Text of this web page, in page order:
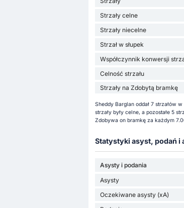
Strzały celne
Strzały niecelne
Strzał w słupek
Współczynnik konwersji
Celność strzału
Strzały na Zdobytą bramkę
Sheddy Barglan oddał 7 strzałów
strzały były celne, a pozostałe 5
Zdobywa on bramkę za każdym
Statystyki asyst, podań i
Asysty i podania
Asysty
Oczekiwane asysty (xA)